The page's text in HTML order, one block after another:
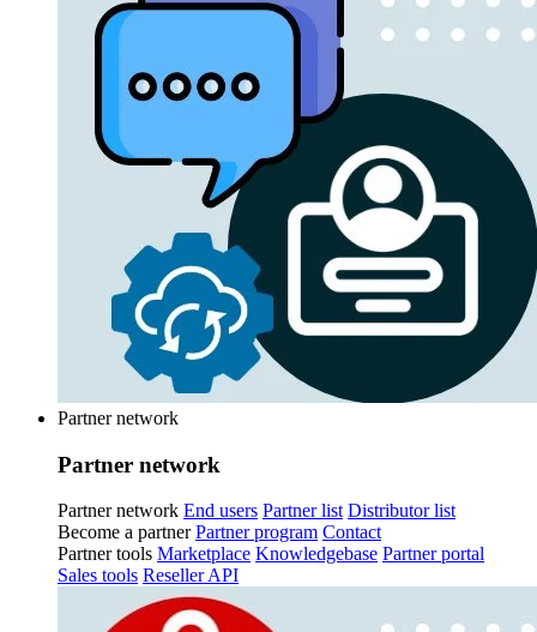
Partner network
Partner network
Partner network End users Partner list Distributor list
Become a partner Partner program Contact
Partner tools Marketplace Knowledgebase Partner portal
Sales tools Reseller API